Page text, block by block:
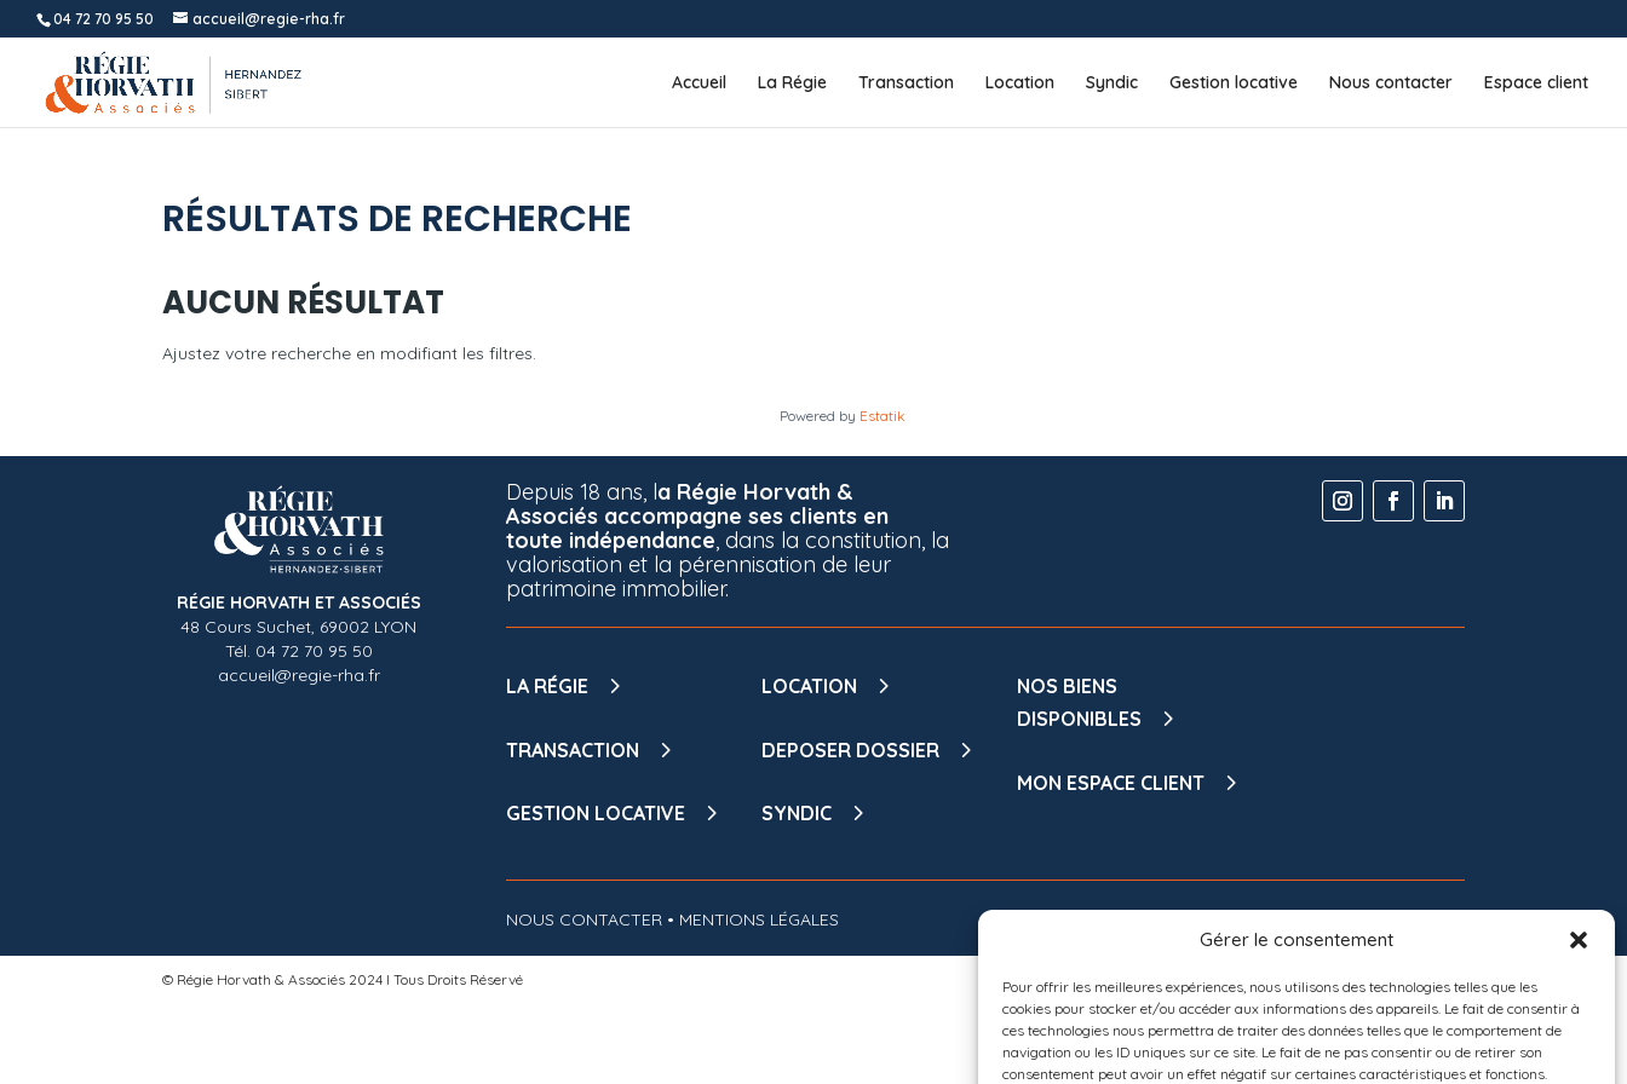
Gérer le consentement
Pour offrir les meilleures expériences, nous utilisons des technologies telles que les
cookies pour stocker et/ou accéder aux informations des appareils. Le fait de consentir à
ces technologies nous permettra de traiter des données telles que le comportement de
navigation ou les ID uniques sur ce site. Le fait de ne pas consentir ou de retirer son
consentement peut avoir un effet négatif sur certaines caractéristiques et fonctions.
04 72 70 95 50 accueil@regie-rha.fr
Accueil La Régie Transaction Location Syndic Gestion locative Nous contacter Espace client
RÉSULTATS DE RECHERCHE
AUCUN RÉSULTAT
Ajustez votre recherche en modifiant les filtres.
Powered by Estatik
RÉGIE HORVATH ET ASSOCIÉS
48 Cours Suchet, 69002 LYON
Tél. 04 72 70 95 50
accueil@regie-rha.fr
Depuis 18 ans, la Régie Horvath &
Associés accompagne ses clients en
toute indépendance, dans la constitution, la
valorisation et la pérennisation de leur
patrimoine immobilier.
LA RÉGIE
TRANSACTION
GESTION LOCATIVE
LOCATION
DEPOSER DOSSIER
SYNDIC
NOS BIENS
DISPONIBLES
MON ESPACE CLIENT
NOUS CONTACTER• MENTIONS LÉGALES
© Régie Horvath & Associés 2024 l Tous Droits Réservé Conception et réalisation graphique : TOTEM L’AGENCE